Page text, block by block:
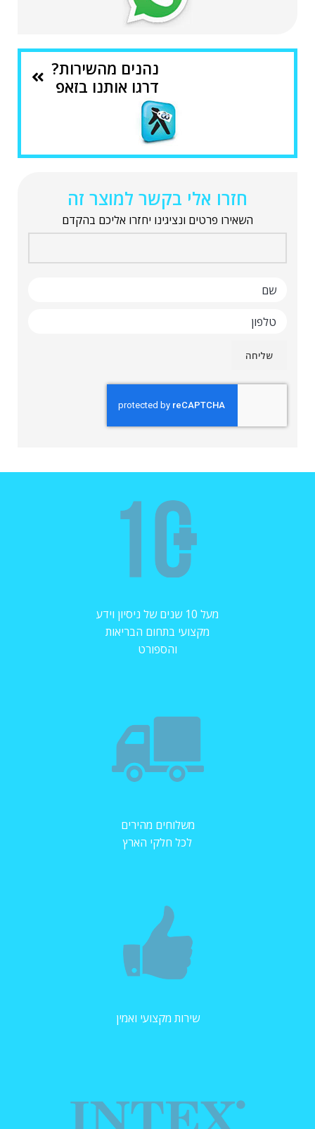
נהנים מהשירות?
דרגו אותנו בזאפ
חזרו אלי בקשר למוצר זה
השאירו פרטים ונציגינו יחזרו אליכם בהקדם
מעל 10 שנים של ניסיון וידע
מקצועי בתחום הבריאות
והספורט
משלוחים מהירים
לכל חלקי הארץ
שירות מקצועי ואמין